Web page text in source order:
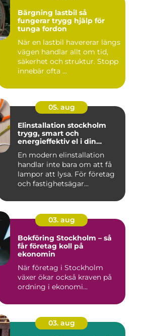
Bärgning lastbil så
fungerar trygg hjälp för
tunga fordon
När en lastbil havererar längs
vägen handlar allt om tid,
säkerhet och struktur. Stopp
innebär ofta ...
05. aug
Elinstallation stockholm
trygg, smart och
energieffektiv el i din
En modern elinstallation
handlar inte bara om att få
lampor att lysa. För företag
och fastighetsägar...
03. aug
Bokföring Stockholm – så
får företag koll på
ekonomin
När företag i Stockholm
växer ökar också kraven på
ordning i ekonomi...
03. aug